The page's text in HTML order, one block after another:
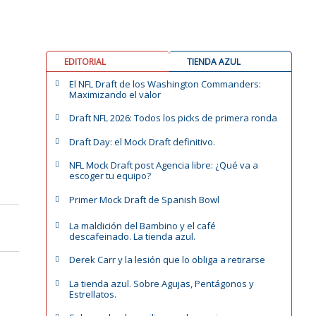
EDITORIAL TIENDA AZUL
El NFL Draft de los Washington Commanders:
Maximizando el valor
Draft NFL 2026: Todos los picks de primera ronda
Draft Day: el Mock Draft definitivo.
NFL Mock Draft post Agencia libre: ¿Qué va a
escoger tu equipo?
Primer Mock Draft de Spanish Bowl
La maldición del Bambino y el café
descafeinado. La tienda azul.
Derek Carr y la lesión que lo obliga a retirarse
La tienda azul. Sobre Agujas, Pentágonos y
Estrellatos.